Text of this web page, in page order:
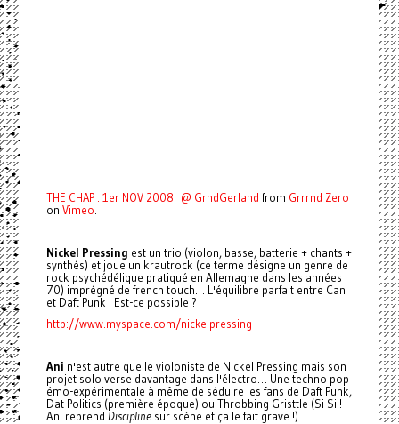
THE CHAP : 1er NOV 2008 @ GrndGerland from Grrrnd Zero
on Vimeo
Nickel Pressing est un trio (violon, basse, batterie + chants +
synthés) et joue un krautrock (ce terme désigne un genre de
rock psychédélique pratiqué en Allemagne dans les années
70) imprégné de french touch… L'équilibre parfait entre Can
et Daft Punk ! Est-ce possible ?
http://www.myspace.com/nickelpressing
Ani n'est autre que le violoniste de Nickel Pressing mais son
projet solo verse davantage dans l'électro… Une techno pop
émo-expérimentale à même de séduire les fans de Daft Punk,
Dat Politics (première époque) ou Throbbing Gristtle (Si Si !
Ani reprend Disciplinesur scène et ça le fait grave !).